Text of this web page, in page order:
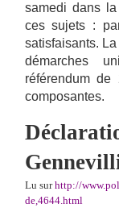
samedi dans
ces sujets :
satisfaisants.
démarches
référendum
composantes.
Lu surhttp://
de,4644.html